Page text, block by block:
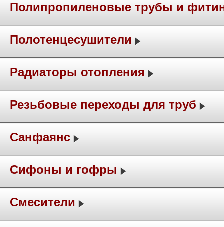
Полипропиленовые трубы и
Полотенцесушители
Радиаторы отопления
Резьбовые переходы для труб
Санфаянс
Сифоны и гофры
Смесители